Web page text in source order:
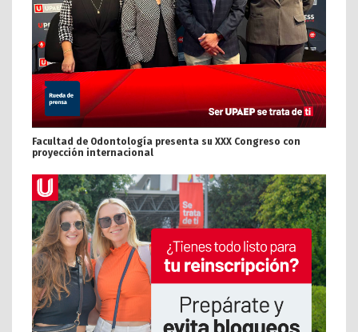
Facultad de Odontología presenta su XXX Congreso con
proyección internacional